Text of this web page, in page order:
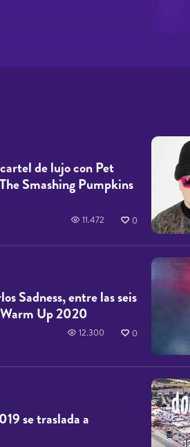
de lujo con Pet
Smashing Pumpkins
11.472 0
Sadness, entre las seis
Up 2020
12.300 0
se traslada a